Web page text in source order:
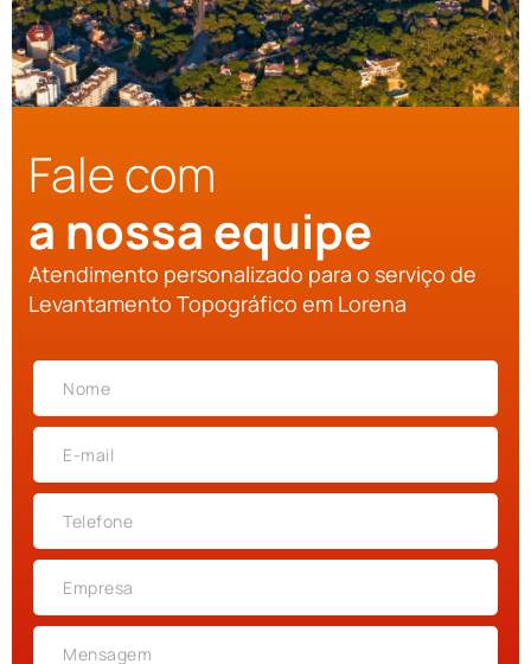
Fale com
a nossa equipe
Atendimento personalizado para o serviço de
Levantamento Topográfico em Lorena